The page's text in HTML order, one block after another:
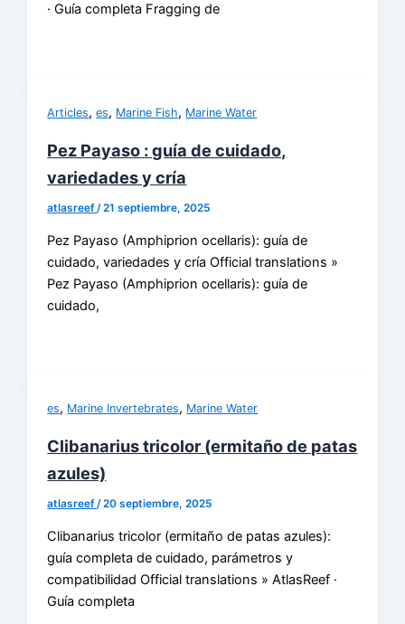
· Guía completa Fragging de
Articles,es, Marine Fish, Marine Water
Pez Payaso : guía de cuidado,
variedades y cría
atlasreef/21 septiembre, 2025
Pez Payaso (Amphiprion ocellaris): guía de
cuidado, variedades y cría Official translations »
Pez Payaso (Amphiprion ocellaris): guía de
cuidado,
es, Marine Invertebrates, Marine Water
Clibanarius tricolor (ermitaño de patas
azules)
atlasreef/20 septiembre, 2025
Clibanarius tricolor (ermitaño de patas azules):
guía completa de cuidado, parámetros y
compatibilidad Official translations » AtlasReef ·
Guía completa